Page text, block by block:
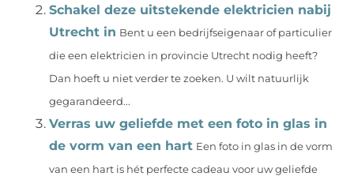
Schakel deze uitstekende elektricien nabij
Utrecht in Bent u een bedrijfseigenaar of particulier
die een elektricien in provincie Utrecht nodig heeft?
Dan hoeft u niet verder te zoeken. U wilt natuurlijk
gegarandeerd...
Verras uw geliefde met een foto in glas in
de vorm van een hart Een foto in glas in de vorm
van een hart is hét perfecte cadeau voor uw geliefde